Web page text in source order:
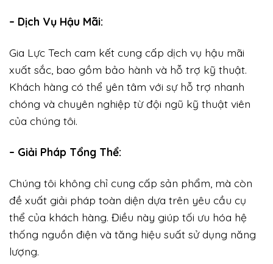
– Dịch Vụ Hậu Mãi:
Gia Lực Tech cam kết cung cấp dịch vụ hậu mãi
xuất sắc, bao gồm bảo hành và hỗ trợ kỹ thuật.
Khách hàng có thể yên tâm với sự hỗ trợ nhanh
chóng và chuyên nghiệp từ đội ngũ kỹ thuật viên
của chúng tôi.
– Giải Pháp Tổng Thể:
Chúng tôi không chỉ cung cấp sản phẩm, mà còn
đề xuất giải pháp toàn diện dựa trên yêu cầu cụ
thể của khách hàng. Điều này giúp tối ưu hóa hệ
thống nguồn điện và tăng hiệu suất sử dụng năng
lượng.